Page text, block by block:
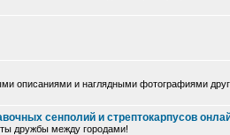
описаниями и наглядными фотографиями
сенполий и стрептокарпусов
дружбы между городами!